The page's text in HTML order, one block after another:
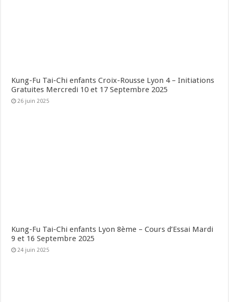
Kung-Fu Tai-Chi enfants Croix-Rousse Lyon 4 – Initiations
Gratuites Mercredi 10 et 17 Septembre 2025
26 juin 2025
Kung-Fu Tai-Chi enfants Lyon 8ème – Cours d’Essai Mardi
9 et 16 Septembre 2025
24 juin 2025